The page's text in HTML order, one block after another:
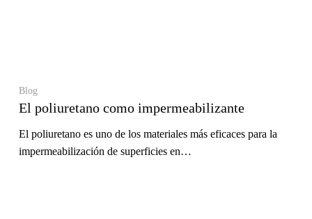
Blog
El poliuretano como impermeabilizante
El poliuretano es uno de los materiales más eficaces para la
impermeabilización de superficies en…